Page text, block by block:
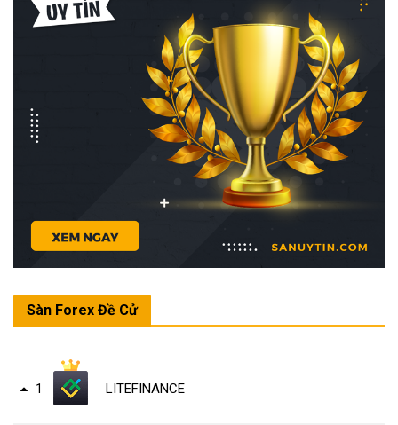
Sàn Forex Đề Cử
1 LITEFINANCE